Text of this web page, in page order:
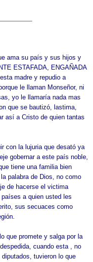
ama su país y sus hijos y
ESTAFADA, ENGAÑADA
madre y repudio a
le llaman Monseñor, ni
yo le llamaría nada mas
que se bautizó, lastima,
así a Cristo de quien tantas
con la lujuria que desató ya
gobernar a este país noble,
tiene una familia bien
palabra de Dios, no como
de hacerse el victima
a quien usted les
sus secuaces como
que promete y salga por la
cuando esta , no
tuvieron lo que